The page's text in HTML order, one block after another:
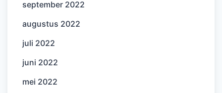
september 2022
augustus 2022
juli 2022
juni 2022
mei 2022